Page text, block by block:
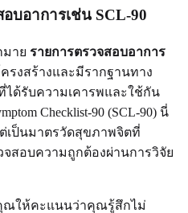
บอาการเช่น SCL-90
มาย รายการตรวจสอบอาการ
รงสร้างและมีรากฐานทาง
ได้รับความเคารพและใช้กัน
Checklist-90 (SCL-90) นี่
ป็นมาตรวัดสุขภาพจิตที่
จสอบความถูกต้องผ่านการวิจัย
ณให้คะแนนว่าคุณรู้สึกไม่